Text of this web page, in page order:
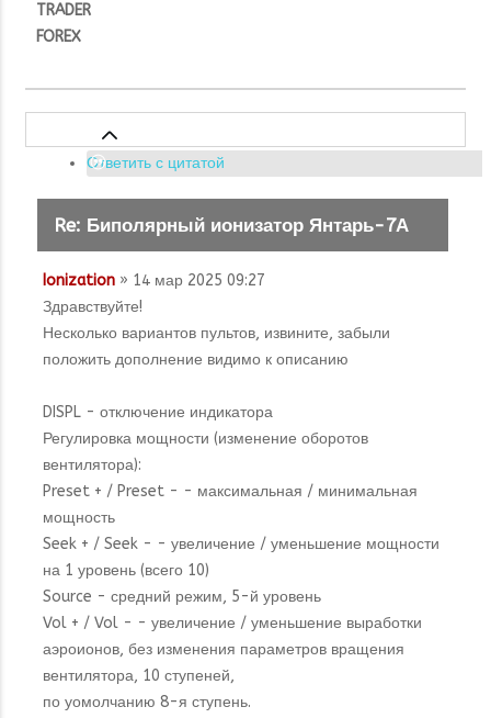
TRADER
FOREX
Ответить с цитатой
Re: Биполярный ионизатор Янтарь-7А
Ionization » 14 мар 2025 09:27
Здравствуйте!
Несколько вариантов пультов, извините, забыли
положить дополнение видимо к описанию
DISPL - отключение индикатора
Регулировка мощности (изменение оборотов
вентилятора):
Preset + / Preset - - максимальная / минимальная
мощность
Seek + / Seek - - увеличение / уменьшение мощности
на 1 уровень (всего 10)
Source - средний режим, 5-й уровень
Vol + / Vol - - увеличение / уменьшение выработки
аэроионов, без изменения параметров вращения
вентилятора, 10 ступеней,
по уомолчанию 8-я ступень.